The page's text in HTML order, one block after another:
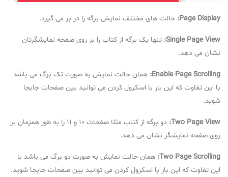
Page Display: حالت های مختلف نمایش برگه را در بر می گیرد.
Single Page View: تنها یک برگه از کتاب را بر روی صفحه نمایشگرتان
نشان می دهد.
Enable Page Scrolling: همان حالت نمایش به صورت تک برگ می باشد
با این تفاوت که این بار با اسکرول کردن می توانید بین صفحات جابجا
شوید.
Two Page View:
دو برگه از کتاب مثلا صفحات 10 و 11 را به طور همزمان بر
روی صفحه نمایشگر نشان می دهد.
Two Page Scrolling: همان حالت نمایش به صورت دو برگ می باشد با
این تفاوت که این بار با اسکرول کردن می توانید بین صفحات جابجا شوید.